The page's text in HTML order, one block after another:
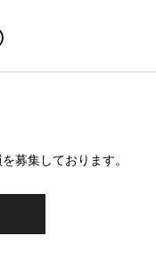
募集しております。